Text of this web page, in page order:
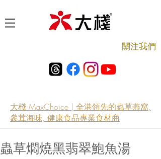
​關注我們
大棧 MaxChoice | 全港領先的蟲草燕窩,
參茸海味, 健康食品專業食材商
蟲草燜燒黑翡翠鮑魚湯